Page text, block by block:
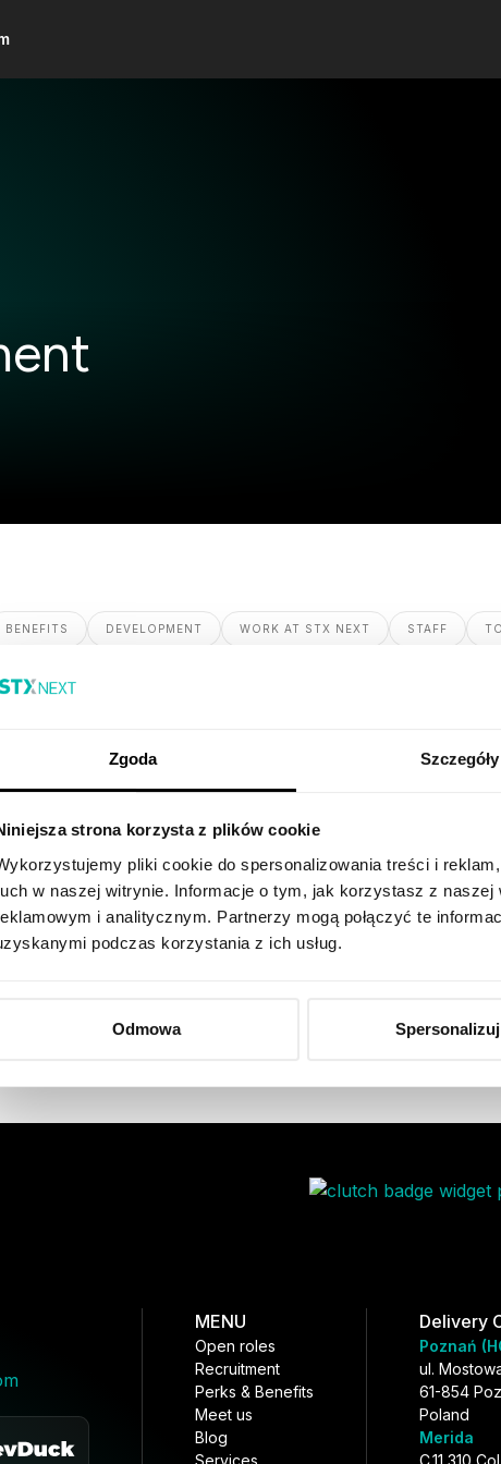
Zgoda Szczegóły
strona korzysta z plików cookie
pliki cookie do spersonalizowania treści i
w naszej witrynie. Informacje o tym, jak korzystasz z naszej
i analitycznym. Partnerzy mogą połączyć te
podczas korzystania z ich usług.
Odmowa Spersonalizuj
BENEFITS DEVELOPMENT WORK AT STX NEXT STAFF
your
in
MENU
Open roles
Recruitment
Perks & Benefits
Meet us
Blog
Services
Delivery
Poznań
ul.
61-854
Poland
Merida
C.11 310